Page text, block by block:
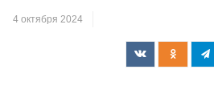
4 октября 2024